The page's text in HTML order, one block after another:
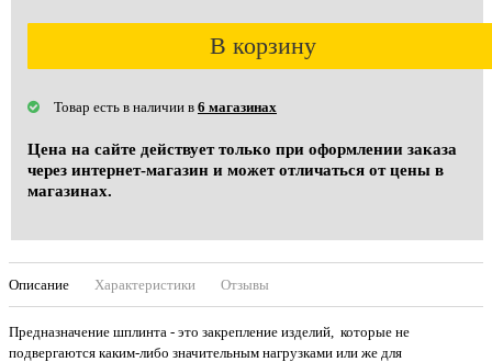
В корзину
Товар есть в наличии в 6 магазинах
Цена на сайте действует только при оформлении заказа
через интернет-магазин и может отличаться от цены в
магазинах.
Описание Характеристики Отзывы
Предназначение шплинта - это закрепление изделий, которые не
подвергаются каким-либо значительным нагрузками или же для